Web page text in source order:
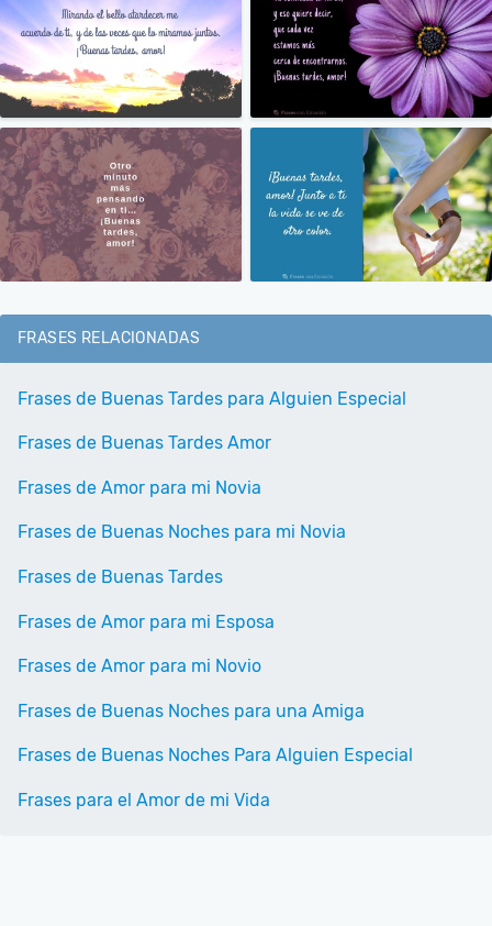
FRASES RELACIONADAS
Frases de Buenas Tardes para Alguien Especial
Frases de Buenas Tardes Amor
Frases de Amor para mi Novia
Frases de Buenas Noches para mi Novia
Frases de Buenas Tardes
Frases de Amor para mi Esposa
Frases de Amor para mi Novio
Frases de Buenas Noches para una Amiga
Frases de Buenas Noches Para Alguien Especial
Frases para el Amor de mi Vida